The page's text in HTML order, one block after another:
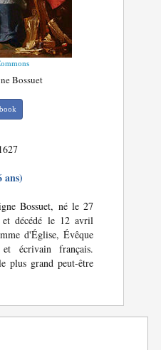
Bossuet
ans)
Bossuet, né le 27
décédé le 12 avril
d'Église, Évêque
écrivain français.
plus grand peut-être